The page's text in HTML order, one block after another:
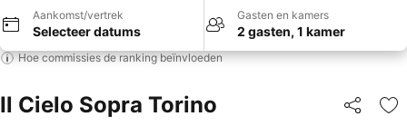
Aankomst/vertrek
Selecteer datums
Gasten en kamers
2 gasten, 1 kamer
Hoe commissies de ranking beïnvloeden
Il Cielo Sopra Torino Delen